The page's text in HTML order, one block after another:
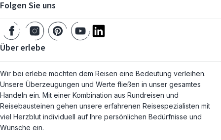
Folgen Sie uns
Über erlebe
Wir bei erlebe möchten dem Reisen eine Bedeutung verleihen.
Unsere Überzeugungen und Werte fließen in unser gesamtes
Handeln ein. Mit einer Kombination aus Rundreisen und
Reisebausteinen gehen unsere erfahrenen Reisespezialisten mit
viel Herzblut individuell auf Ihre persönlichen Bedürfnisse und
Wünsche ein.